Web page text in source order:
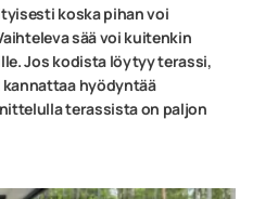
koska pihan voi
sää voi kuitenkin
Jos kodista löytyy terassi,
hyödyntää
terassista on paljon